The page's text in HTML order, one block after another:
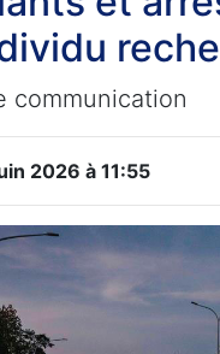
communication
2026 à 11:55